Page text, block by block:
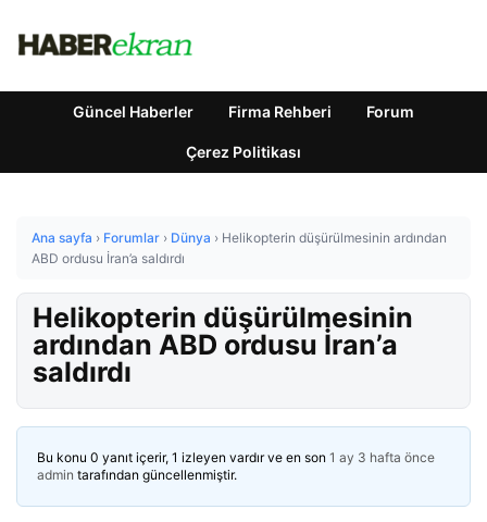
Güncel Haberler Firma Rehberi Forum
Çerez Politikası
Ana sayfa › Forumlar › Dünya › Helikopterin düşürülmesinin ardından
ABD ordusu İran’a saldırdı
Helikopterin düşürülmesinin
ardından ABD ordusu İran’a
saldırdı
Bu konu 0 yanıt içerir, 1 izleyen vardır ve en son 1 ay 3 hafta önce
admin tarafından güncellenmiştir.